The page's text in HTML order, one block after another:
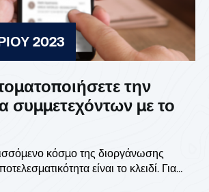
2023
την
συμμετεχόντων με το
κόσμο της διοργάνωσης
είναι το κλειδί. Για